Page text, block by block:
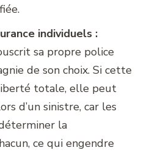
individuels :
sa propre police
de son choix. Si cette
totale, elle peut
d’un sinistre, car les
la
ce qui engendre